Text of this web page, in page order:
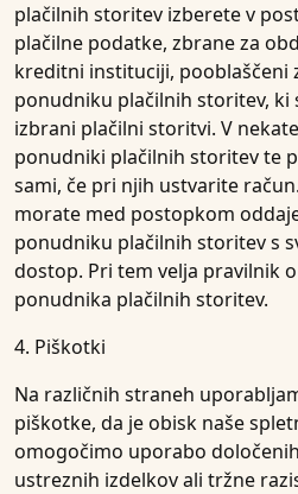
plačilnih storitev izberete v
plačilne podatke, zbrane za
kreditni instituciji, pooblaščeni
ponudniku plačilnih storitev, ki
izbrani plačilni storitvi. V
ponudniki plačilnih storitev te
sami, če pri njih ustvarite
morate med postopkom
ponudniku plačilnih storitev s
dostop. Pri tem velja pravilnik
ponudnika plačilnih storitev.
4. Piškotki
Na različnih straneh
piškotke, da je obisk naše
omogočimo uporabo
ustreznih izdelkov ali tržne